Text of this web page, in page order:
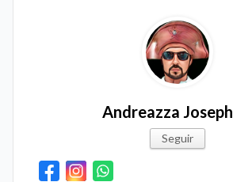
Andreazza Joseph
Seguir